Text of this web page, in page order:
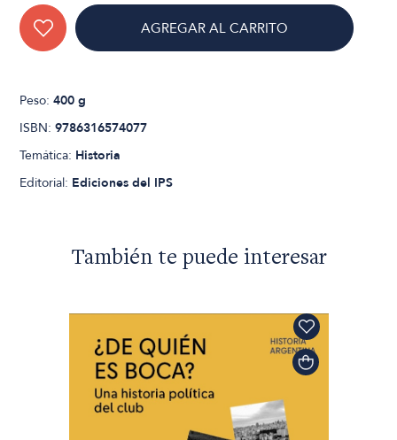
AGREGAR AL CARRITO
Peso:400 g
ISBN:9786316574077
Temática: Historia
Editorial: Ediciones del IPS
También te puede interesar